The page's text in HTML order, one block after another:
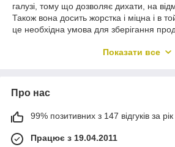
галузі, тому що дозволяє дихати, на
Також вона досить жорстка і міцна і в
це необхідна умова для зберігання
використовується для різноманітної
різновиди паперової упаковки від
Пергаментний папір;
Показати все
Про нас
99% позитивних з 147 відгуків за рік
Працює з 19.04.2011